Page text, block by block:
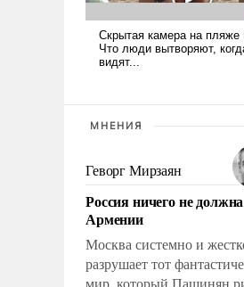
МНЕНИЯ
Геворг Мирзаян
Россия ничего не должна
Армении
Москва системно и
разрушает тот
мир, который Пашинян